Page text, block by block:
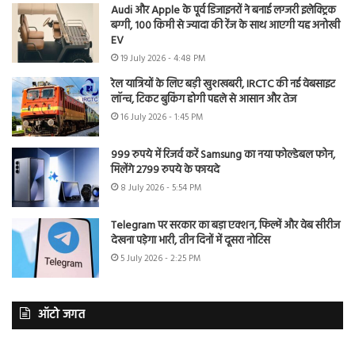
Audi और Apple के पूर्व डिजाइनरों ने बनाई लग्जरी इलेक्ट्रिक
बग्गी, 100 किमी से ज्यादा की रेंज के साथ आएगी यह अनोखी
EV
19 July 2026 - 4:48 PM
रेल यात्रियों के लिए बड़ी खुशखबरी, IRCTC की नई वेबसाइट
लॉन्च, टिकट बुकिंग होगी पहले से आसान और तेज
16 July 2026 - 1:45 PM
999 रुपये में रिजर्व करें Samsung का नया फोल्डेबल फोन,
मिलेंगे 2799 रुपये के फायदे
8 July 2026 - 5:54 PM
Telegram पर सरकार का बड़ा एक्शन, फिल्में और वेब सीरीज
देखना पड़ेगा भारी, तीन दिनों में दूसरा नोटिस
5 July 2026 - 2:25 PM
ऑटो जगत